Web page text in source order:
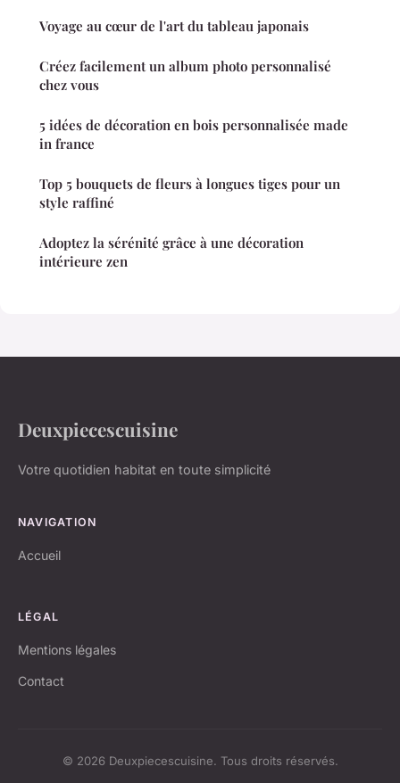
Voyage au cœur de l'art du tableau japonais
Créez facilement un album photo personnalisé
chez vous
5 idées de décoration en bois personnalisée made
in france
Top 5 bouquets de fleurs à longues tiges pour un
style raffiné
Adoptez la sérénité grâce à une décoration
intérieure zen
Deuxpiecescuisine
Votre quotidien habitat en toute simplicité
NAVIGATION
Accueil
LÉGAL
Mentions légales
Contact
© 2026 Deuxpiecescuisine. Tous droits réservés.